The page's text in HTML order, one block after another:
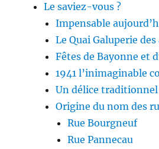
Le saviez-vous ?
Impensable
Le Quai Galuperie
Fêtes de Bayonne et
1941 l’inimaginable
Un délice
Origine du nom des
Rue Bourgneuf
Rue Pannecau